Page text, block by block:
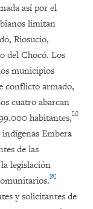
así por el
limitan
Riosucio,
del Chocó. Los
municipios
conflicto armado,
cuatro abarcan
habitantes,[4]
Embera
de las
legislación
[6]
y solicitantes de